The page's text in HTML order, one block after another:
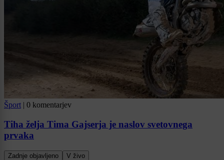
Šport | 0 komentarjev
Tiha želja Tima Gajserja je naslov svetovnega
prvaka
Zadnje objavljeno V živo